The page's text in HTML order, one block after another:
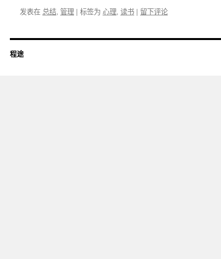
发表在 总结, 管理 | 标签为 心理, 读书 | 留下评论
程途